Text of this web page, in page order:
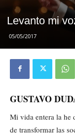
Levanto mi
05/05/2017
GUSTAVO
Mi vida entera la he
de transformar las